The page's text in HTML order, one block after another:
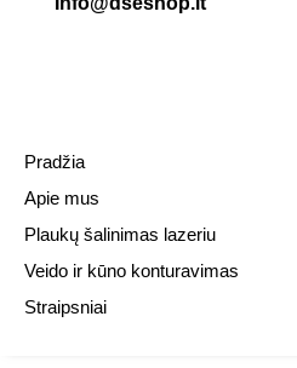
Pradžia
Apie mus
Plaukų šalinimas lazeriu
Veido ir kūno konturavimas
Straipsniai